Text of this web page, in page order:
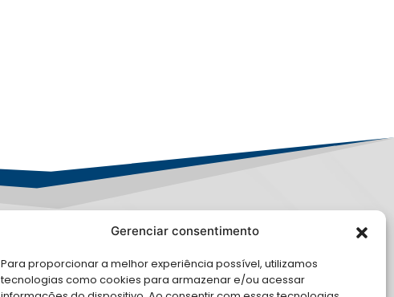
Gerenciar consentimento
Para proporcionar a melhor experiência possível, utilizamos
tecnologias como cookies para armazenar e/ou acessar
FALE CONOSCO
Solicite Apoio Institucional da AMB